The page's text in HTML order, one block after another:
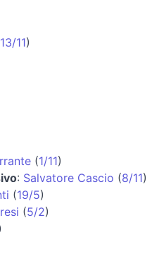
13/11)
(1/11)
: Salvatore Cascio (8/11)
(19/5)
(5/2)